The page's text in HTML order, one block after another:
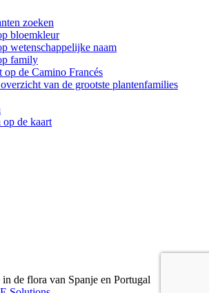
zoeken
bloemkleur
wetenschappelijke naam
family
op de Camino Francés
van de grootste plantenfamilies
op de kaart
in de flora van Spanje en Portugal